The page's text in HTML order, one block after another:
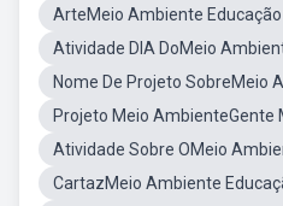
ArteMeio Ambiente Educação
Atividade DIA DoMeio
Nome De Projeto SobreMeio
Projeto Meio AmbienteGente
Atividade Sobre OMeio
CartazMeio Ambiente